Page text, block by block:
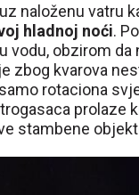
naloženu vatru
hladnoj noći.
vodu, obzirom da
zbog kvarova
rotaciona
prolaze
stambene